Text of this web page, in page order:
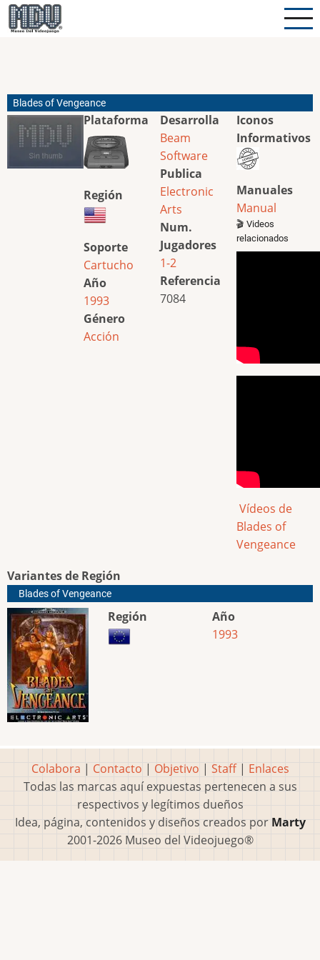
Pasar
al
Blades of Vengeance
Plataforma
Región
Soporte
Cartucho
Año
1993
Género
Acción
Desarrolla
Beam
Software
Publica
Electronic
Arts
Num.
Jugadores
1-2
Referencia
7084
Iconos
Informativos
Manuales
Manual
🎬 Videos
relacionados
Vídeos de
Blades of
Vengeance
Variantes de Región
Blades of Vengeance
Región
Año
1993
Colabora | Contacto | Objetivo | Staff| Enlaces
Todas las marcas aquí expuestas pertenecen a sus
respectivos y legítimos dueños
Idea, página, contenidos y diseños creados por Marty
2001-2026 Museo del Videojuego®